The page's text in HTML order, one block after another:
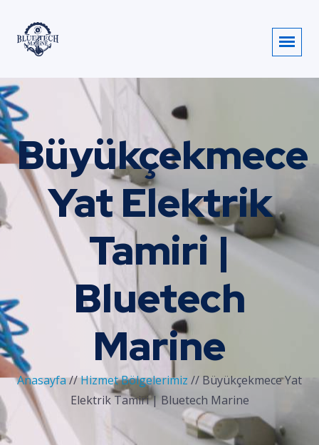
Büyükçekmece
Yat Elektrik
Tamiri |
Bluetech
Marine
Anasayfa//Hizmet Bölgelerimiz // Büyükçekmece Yat
Elektrik Tamiri | Bluetech Marine